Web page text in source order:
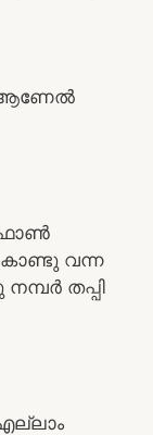
ആണേൽ
ഫോൺ
വന്ന
തപ്പി